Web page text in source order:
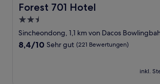
Forest 701 Hotel
Forest 701 Hotel
2.5-
Sterne-
Unterkunft
Sincheondong, 1,1 km von Dacos
8.4
8,4/10 Sehr gut (221 Bewertungen)
inkl.